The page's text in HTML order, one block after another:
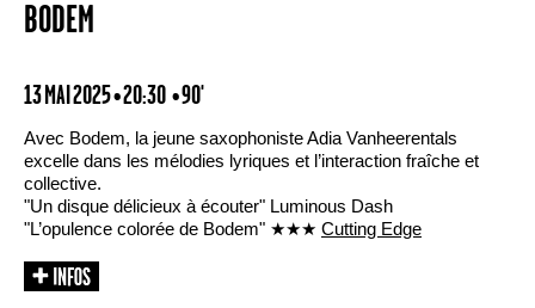
BODEM
13 MAI 2025 • 20:30 • 90'
Avec Bodem, la jeune saxophoniste Adia Vanheerentals
excelle dans les mélodies lyriques et l’interaction fraîche et
collective.
"Un disque délicieux à écouter" Luminous Dash
"L’opulence colorée de Bodem" ★★★ Cutting Edge